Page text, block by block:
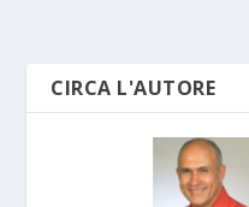
CIRCA L'AUTORE